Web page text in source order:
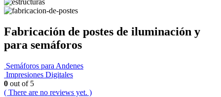
Fabricación de postes de iluminación y
para semáforos
Semáforos para Andenes
Impresiones Digitales
0 out of 5
( There are no reviews yet. )